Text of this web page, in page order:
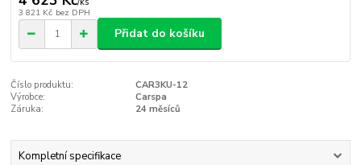
3 821 Kč bez DPH
Přidat do košíku
Číslo produktu:
CAR3KU-12
Výrobce:
Carspa
Záruka:
24 měsíců
Kompletní specifikace